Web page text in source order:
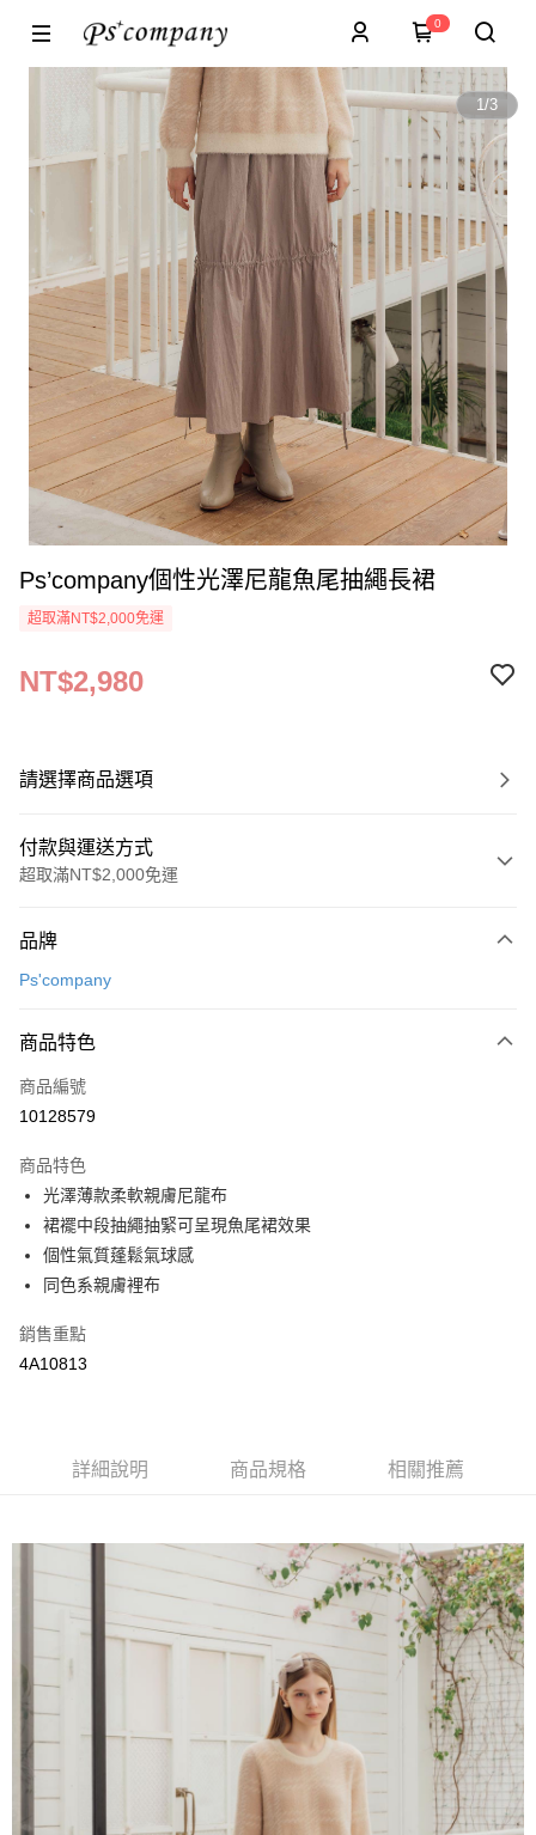
0
1/3
Ps’company個性光澤尼龍魚尾抽繩長裙
超取滿NT$2,000免運
NT$2,980
請選擇商品選項
付款與運送方式
超取滿NT$2,000免運
信用卡一次付款
LINE Pay
街口支付
全盈+PAY
AFTEE先享後付
相關說明
【關於「AFTEE先享後付」】
AFTEE先享後付是「在收到商品之後才付款」的支付方式。 讓您購物簡單
１．簡單：不需註冊會員、不需綁卡、不需儲值。
２．便利：只要手機號碼，簡訊認證，即可結帳。
結帳頁面，進行簡訊認證並確認金額後，即可完成結帳。
※ 請注意：結帳手續完成當下不需立刻繳費，但若您需要取消訂單，請聯絡
購買商品的店家。未經商家同意取消之訂單仍視為有效，需透過AFTEE先享
後付繳納相關費用。
※ 交易是否成功請以「AFTEE先享後付 」之結帳頁面顯示為準，若有關於
是否繳費成功／繳費後需取消欲退款等相關疑問，請聯繫「AFTEE先享後付
客戶支援中心」
https://netprotections.freshdesk.com/support/home
１．透過由恩沛科技股份有限公司提供之「AFTEE先享後付」服務完成之交
易，需依本服務之必要範圍內提供個人資料，並將交易相關給付款項請求債
權轉讓予恩沛科技股份有限公司。
２．關於個人資料處理事宜，請瀏覽以下網址：
全家取貨付款
每筆NT$65，滿NT$2,000(含以上)免運費
付款後7-11取貨
每筆NT$65，滿NT$2,000(含以上)免運費
每筆NT$100，滿NT$2,000(含以上)免運費
品牌
Ps'company
商品特色
商品編號
10128579
商品特色
光澤薄款柔軟親膚尼龍布
裙襬中段抽繩抽緊可呈現魚尾裙效果
個性氣質蓬鬆氣球感
同色系親膚裡布
銷售重點
4A10813
詳細說明 商品規格 相關推薦